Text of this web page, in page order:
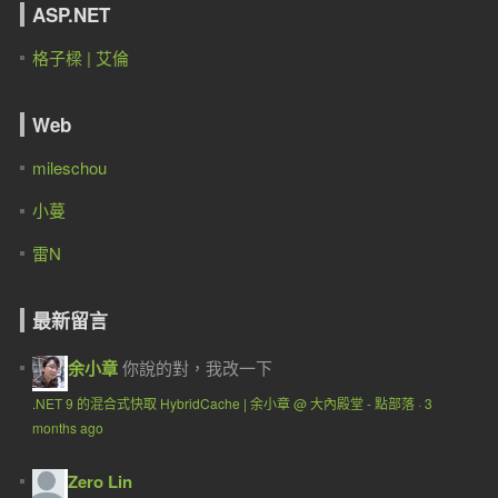
ASP.NET
格子樑 | 艾倫
Web
mileschou
小蔓
雷N
最新留言
余小章你說的對，我改一下
.NET 9 的混合式快取 HybridCache | 余小章 @ 大內殿堂 - 點部落· 3
months ago
Zero Lin